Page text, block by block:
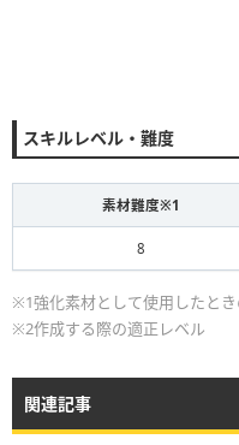
スキルレベル・難度
素材難度※1
8
※1強化素材として使用したと
※2作成する際の適正レベル
関連記事